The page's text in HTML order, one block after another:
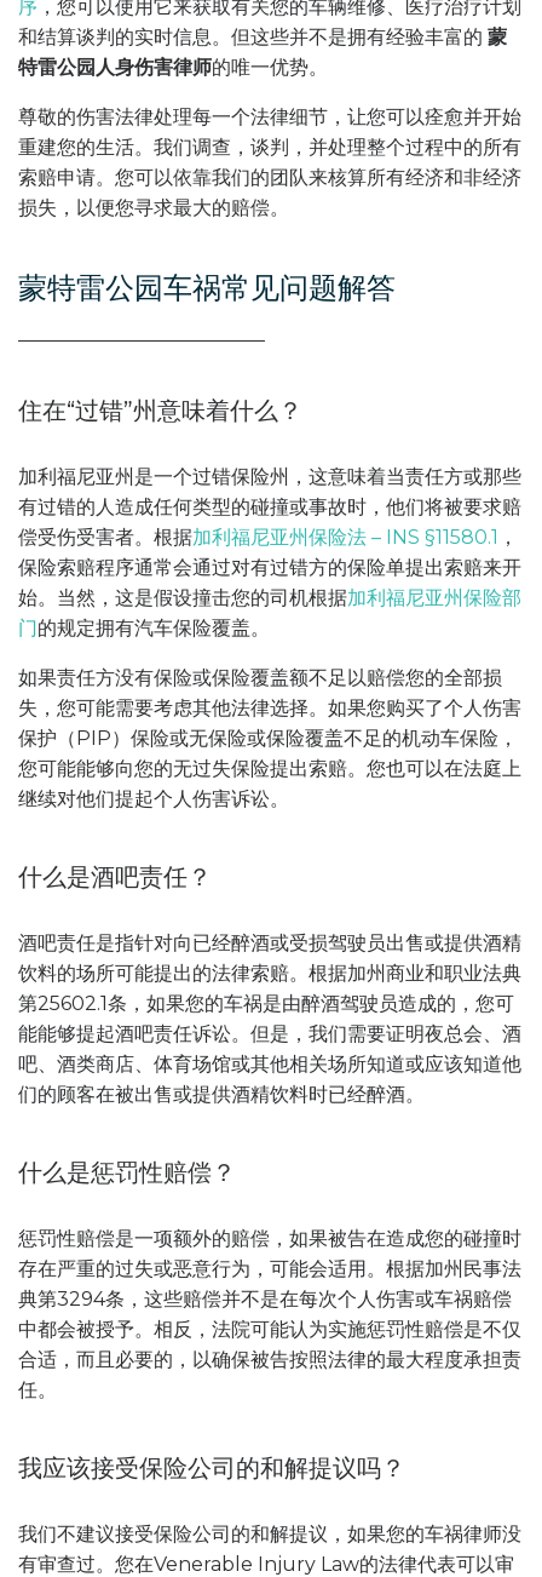
序 ，您可以使用它来获取有关您的车辆维修、医疗治疗计划
和结算谈判的实时信息。但这些并不是拥有经验丰富的 蒙
特雷公园人身伤害律师的唯一优势。
尊敬的伤害法律处理每一个法律细节，让您可以痊愈并开始
重建您的生活。我们调查，谈判，并处理整个过程中的所有
索赔申请。您可以依靠我们的团队来核算所有经济和非经济
损失，以便您寻求最大的赔偿。
蒙特雷公园车祸常见问题解答
住在“过错”州意味着什么？
加利福尼亚州是一个过错保险州，这意味着当责任方或那些
有过错的人造成任何类型的碰撞或事故时，他们将被要求赔
偿受伤受害者。根据加利福尼亚州保险法 – INS §11580.1 ，
保险索赔程序通常会通过对有过错方的保险单提出索赔来开
始。当然，这是假设撞击您的司机根据加利福尼亚州保险部
门的规定拥有汽车保险覆盖。
如果责任方没有保险或保险覆盖额不足以赔偿您的全部损
失，您可能需要考虑其他法律选择。如果您购买了个人伤害
保护（PIP）保险或无保险或保险覆盖不足的机动车保险，
您可能能够向您的无过失保险提出索赔。您也可以在法庭上
继续对他们提起个人伤害诉讼。
什么是酒吧责任？
酒吧责任是指针对向已经醉酒或受损驾驶员出售或提供酒精
饮料的场所可能提出的法律索赔。根据加州商业和职业法典
第25602.1条，如果您的车祸是由醉酒驾驶员造成的，您可
能能够提起酒吧责任诉讼。但是，我们需要证明夜总会、酒
吧、酒类商店、体育场馆或其他相关场所知道或应该知道他
们的顾客在被出售或提供酒精饮料时已经醉酒。
什么是惩罚性赔偿？
惩罚性赔偿是一项额外的赔偿，如果被告在造成您的碰撞时
存在严重的过失或恶意行为，可能会适用。根据加州民事法
典第3294条，这些赔偿并不是在每次个人伤害或车祸赔偿
中都会被授予。相反，法院可能认为实施惩罚性赔偿是不仅
合适，而且必要的，以确保被告按照法律的最大程度承担责
任。
我应该接受保险公司的和解提议吗？
我们不建议接受保险公司的和解提议，如果您的车祸律师没
有审查过。您在Venerable Injury Law的法律代表可以审